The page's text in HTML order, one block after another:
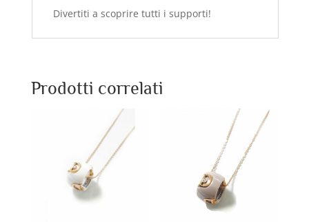
Divertiti a scoprire tutti i supporti!
Prodotti correlati